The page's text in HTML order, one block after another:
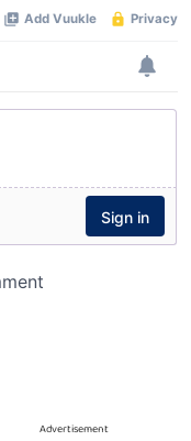
Advertisement